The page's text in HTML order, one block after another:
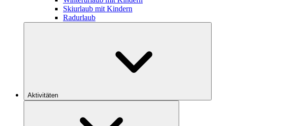
Skiurlaub mit Kindern
Radurlaub
Aktivitäten